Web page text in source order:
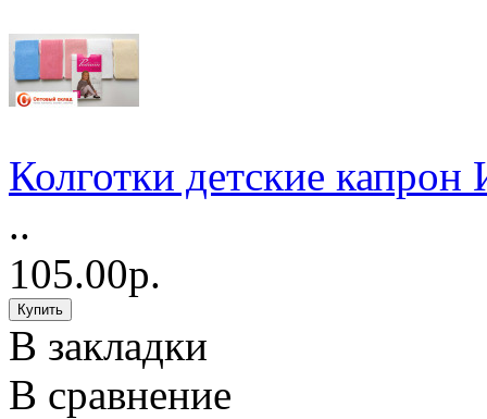
Колготки детские
..
105.00р.
В закладки
В сравнение